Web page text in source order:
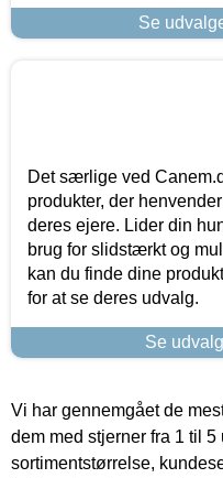
Se
Det særlige ved
produkter, der
deres ejere. Lider din
brug for slidstærkt og
kan du finde dine
for at se deres udvalg.
Se
Vi har gennemgået de
dem med stjerner fra 1 til
sortimentstørrelse,